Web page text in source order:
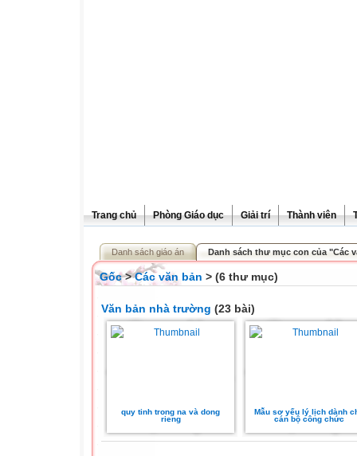
Trang chủ Phòng Giáo dục Giải trí Thành viên
Danh sách giáo án Danh sách thư mục con của "Các
Gốc>Các văn bản > (6 thư mục)
Văn bản nhà trường (23 bài)
quy tinh trong na và dong
rieng
Mẫu sơ yếu lý lịch dành
cán bộ công chức